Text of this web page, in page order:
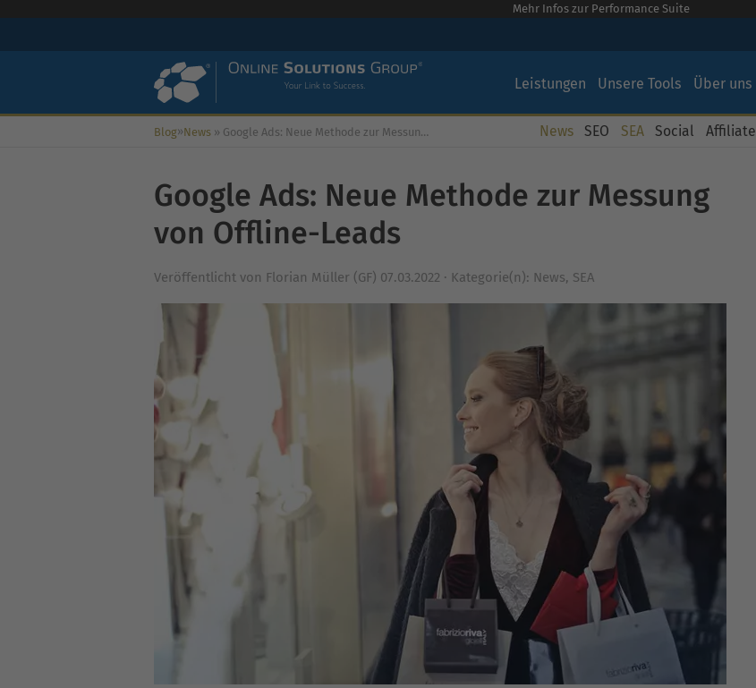
Mehr Infos zur Performance Suite
Leistungen Unsere Tools Über uns
Blog»News » Google Ads: Neue Methode zur Messung von Offline-Leads News SEO SEA Social Affiliate
Google Ads: Neue Methode zur Messung
von Offline-Leads
Veröffentlicht von Florian Müller (GF) 07.03.2022 · Kategorie(n): News, SEA